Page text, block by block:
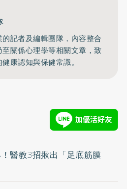
的記者及編輯團隊，內容整合
關係心理學等相關文章，致
康認知與保健常識。
醫教3招揪出「足底筋膜